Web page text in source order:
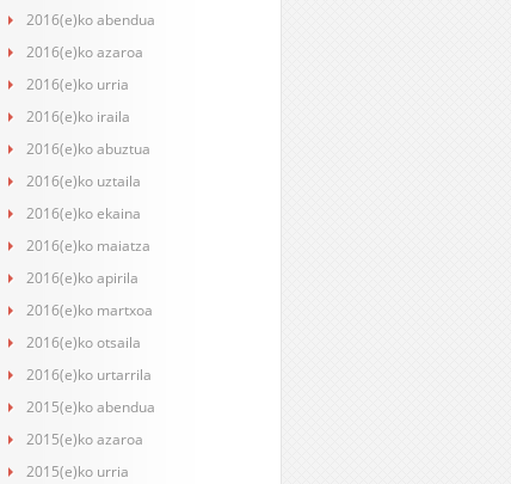
2016(e)ko abendua
2016(e)ko azaroa
2016(e)ko urria
2016(e)ko iraila
2016(e)ko abuztua
2016(e)ko uztaila
2016(e)ko ekaina
2016(e)ko maiatza
2016(e)ko apirila
2016(e)ko martxoa
2016(e)ko otsaila
2016(e)ko urtarrila
2015(e)ko abendua
2015(e)ko azaroa
2015(e)ko urria